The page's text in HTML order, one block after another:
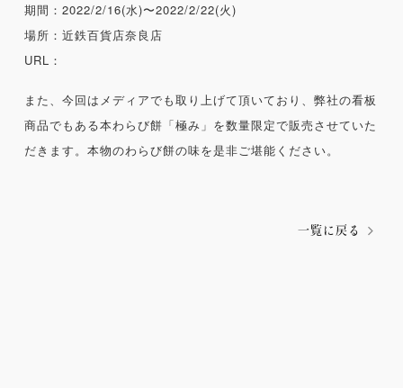
期間：2022/2/16(水)〜2022/2/22(火)
場所：近鉄百貨店奈良店
URL：
また、今回はメディアでも取り上げて頂いており、弊社の看板
商品でもある本わらび餅「極み」を数量限定で販売させていた
だきます。本物のわらび餅の味を是非ご堪能ください。
一覧に戻る